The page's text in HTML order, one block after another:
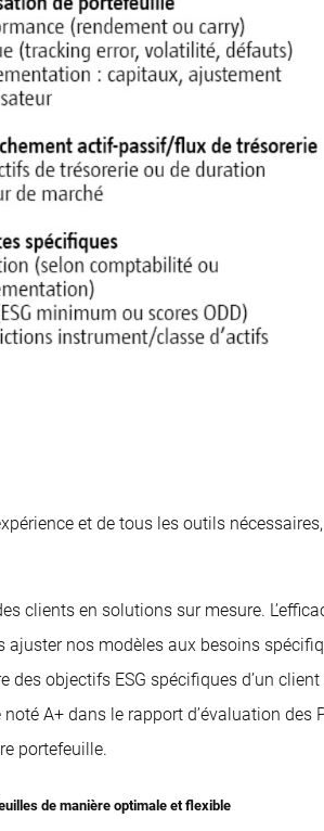
et de tous les outils
clients en solutions sur mesure.
nos modèles aux besoins
objectifs ESG spécifiques d’un
A+ dans le rapport d’évaluation
portefeuille.
de manière optimale et flexible